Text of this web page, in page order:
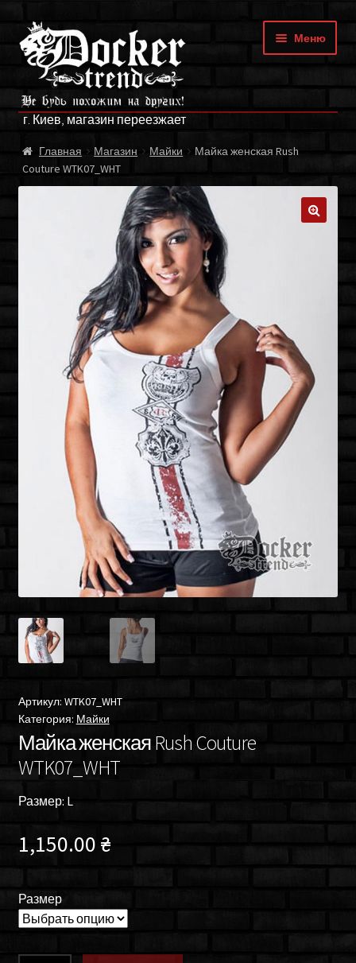
Перейти
к
навигации
Перейти
к
содержимому
г. Киев, магазин переезжает
Меню
ГЛАВНАЯ
МАГАЗИН
БРЕНДЫ
ОПЛАТА И ДОСТАВКА
ФРАНЧАЙЗИНГ
МОЙ АККАУНТ
Главная Магазин Майки
Майка женская Rush
Couture WTK07_WHT
Артикул: WTK07_WHT
Категория: Майки
Майка женская Rush Couture
WTK07_WHT
Размер: L
1,150.00 ₴
Размер